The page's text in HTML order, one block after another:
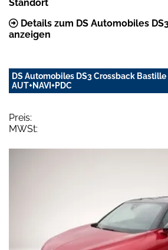
Standort
Details zum DS Automobiles
anzeigen
DS Automobiles DS3 Crossback Bastille
AUT+NAVI+PDC
Preis:
MWSt: